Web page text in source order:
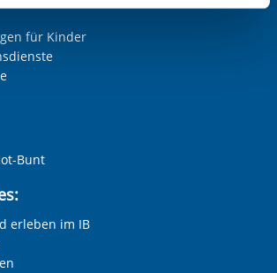
somit gewünschten Website-
Diese Cookies setzen wir aufgrund
und daher unabhängig von einer
für Kinder
Bunt
erleben im IB